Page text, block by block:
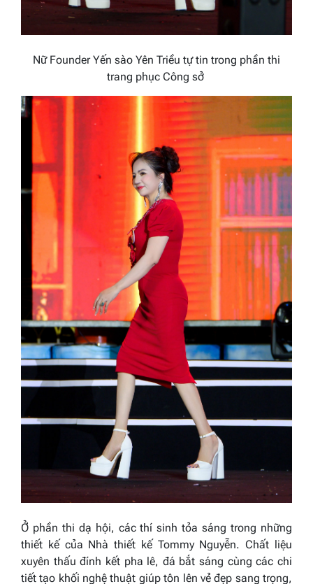
Nữ Founder Yến sào Yên Triều tự tin trong phần thi
trang phục Công sở
Ở phần thi dạ hội, các thí sinh tỏa sáng trong những
thiết kế của Nhà thiết kế Tommy Nguyễn. Chất liệu
xuyên thấu đính kết pha lê, đá bắt sáng cùng các chi
tiết tạo khối nghệ thuật giúp tôn lên vẻ đẹp sang trọng,